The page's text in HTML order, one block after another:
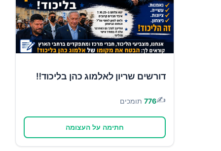
דורשים שריון לאלמוג כהן בליכוד‼️
✍️
776 תומכים
חתימה על העצומה